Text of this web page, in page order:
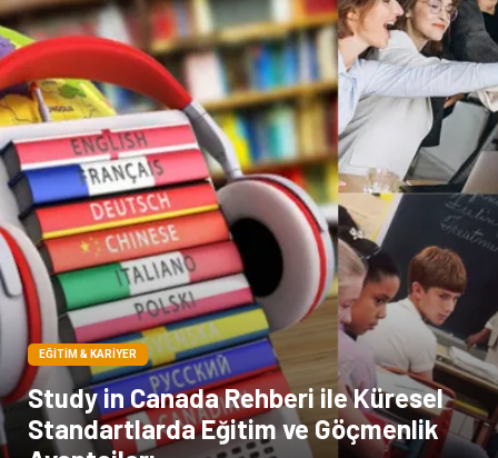
Pet Malzemeleri
EĞITIM & KARIYER
Study in Canada Rehberi ile Küresel
Standartlarda Eğitim ve Göçmenlik